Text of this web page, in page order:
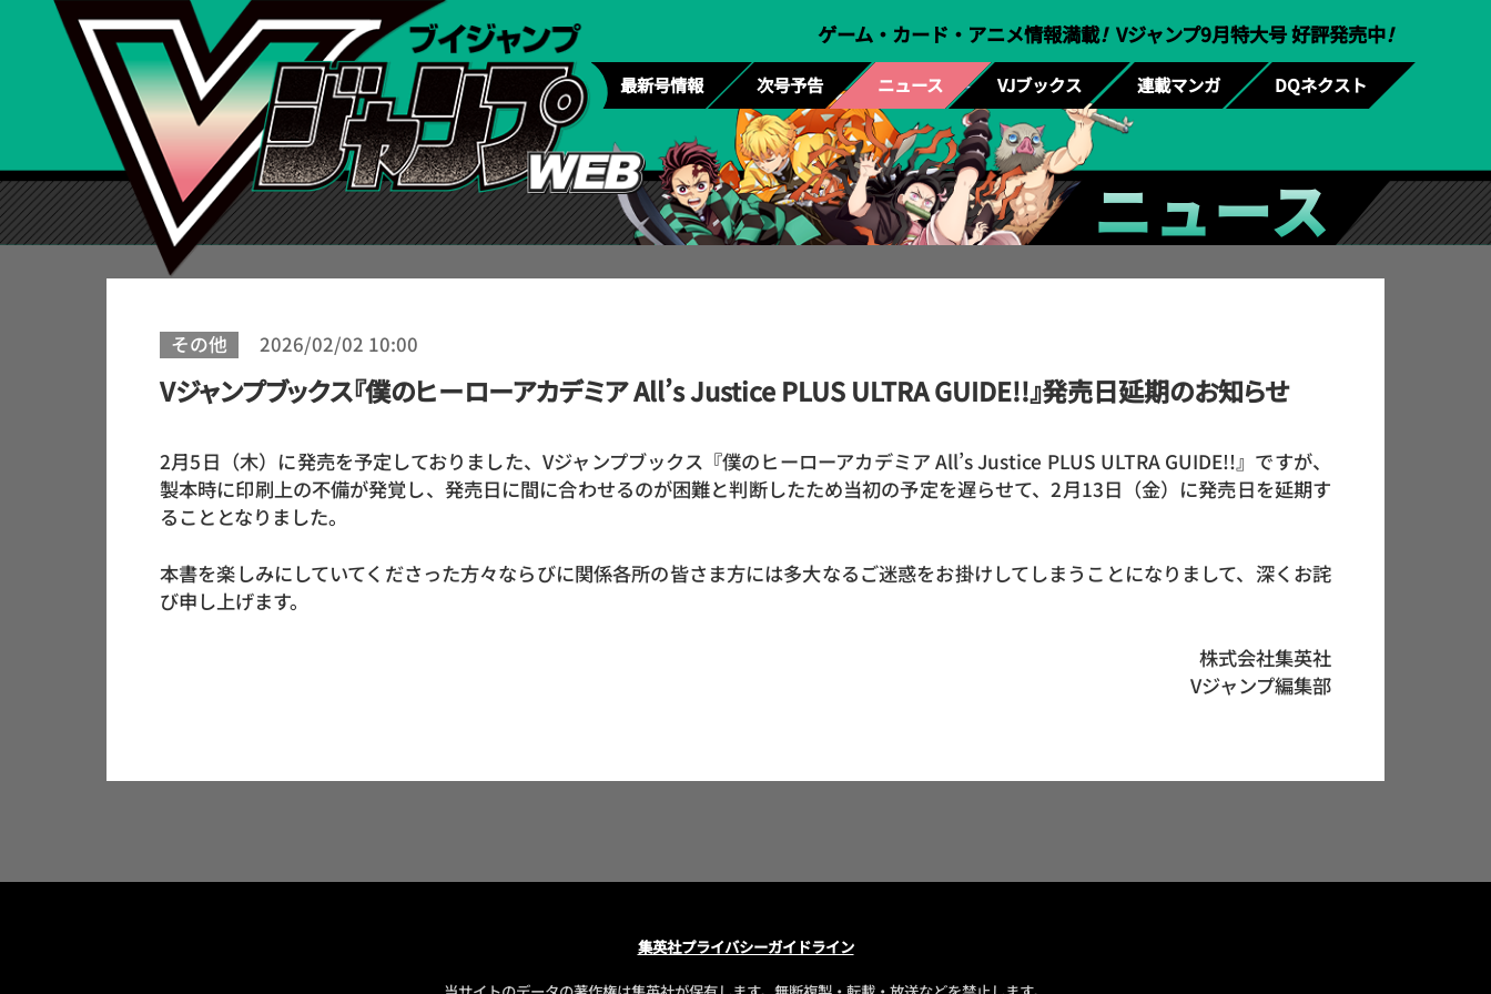
ゲーム・カード・アニメ情報満載！ Vジャンプ9月特大号 好評発売中！
最新号情報 次号予告 ニュース VJブックス 連載マンガ DQネクスト
ニュース
その他 2026/02/02 10:00
Vジャンプブックス『僕のヒーローアカデミア All’s Justice PLUS ULTRA GUIDE!!』発売日延期のお知らせ
2月5日（木）に発売を予定しておりました、Vジャンプブックス『僕のヒーローアカデミア All’s Justice PLUS ULTRA GUIDE!!』ですが、
製本時に印刷上の不備が発覚し、発売日に間に合わせるのが困難と判断したため当初の予定を遅らせて、2月13日（金）に発売日を延期す
ることとなりました。
本書を楽しみにしていてくださった方々ならびに関係各所の皆さま方には多大なるご迷惑をお掛けしてしまうことになりまして、深くお詫
び申し上げます。
株式会社集英社
Vジャンプ編集部
集英社プライバシーガイドライン